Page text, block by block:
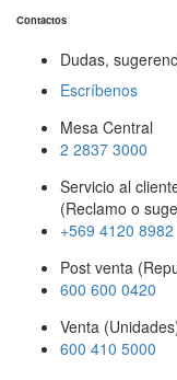
Contactos
Dudas,
Escríbenos
Mesa Central
2 2837 3000
Servicio al
(Reclamo o
+569 4120 8982
Post venta
600 600 0420
Venta
600 410 5000